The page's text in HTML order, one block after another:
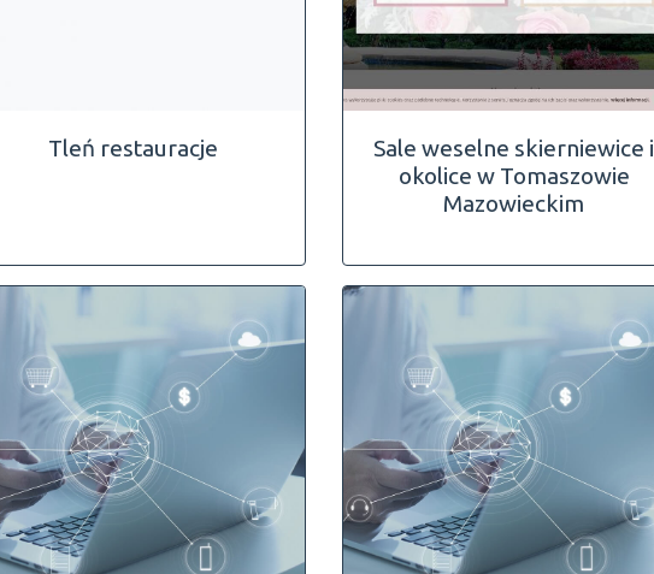
Tleń restauracje
Sale weselne skierniewice i
okolice w Tomaszowie
Mazowieckim